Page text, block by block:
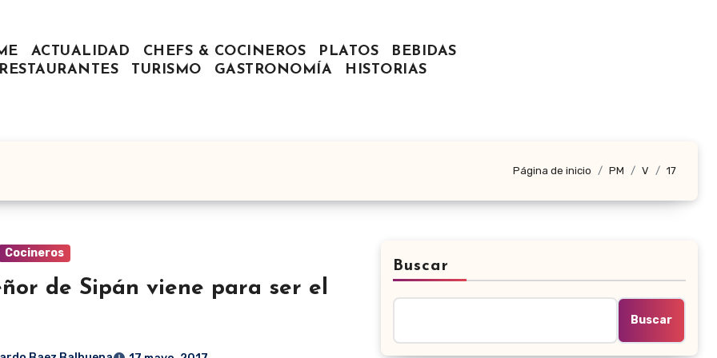
ACTUALIDAD CHEFS & COCINEROS PLATOS
BEBIDAS
RESTAURANTES
TURISMO GASTRONOMÍA HISTORIAS
Página de inicio PM V 17
Cocineros
de Sipán viene para ser el
Buscar
Buscar